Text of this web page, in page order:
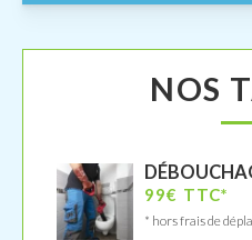
NOS
99€ TTC*
* hors frais de